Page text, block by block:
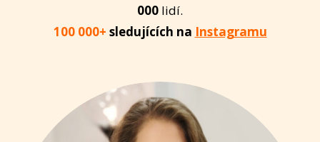
000 lidí.
100 000+ sledujících na Instagramu